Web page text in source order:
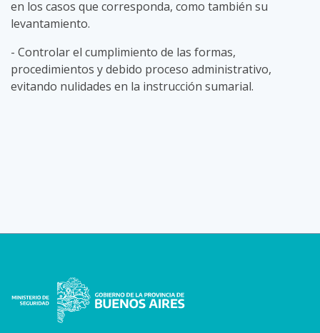
en los casos que corresponda, como también su
levantamiento.
- Controlar el cumplimiento de las formas,
procedimientos y debido proceso administrativo,
evitando nulidades en la instrucción sumarial.